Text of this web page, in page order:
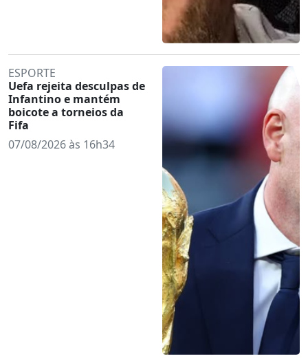
ESPORTE
Uefa rejeita desculpas de
Infantino e mantém
boicote a torneios da
Fifa
07/08/2026 às 16h34